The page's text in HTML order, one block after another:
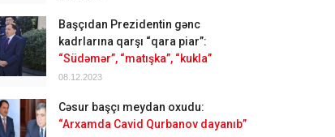
Başçıdan Prezidentin gənc
kadrlarına qarşı “qara piar”:
“Südəmər”, “matışka”, “kukla”
08.12.2023
Cəsur başçı meydan oxudu:
“Arxamda Cavid Qurbanov dayanıb”